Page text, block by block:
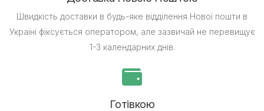
Швидкість доставки в будь-яке відділення Нової пошти в
Україні фіксується оператором, але зазвичай не перевищує
1-3 календарних днів.
Готівкою